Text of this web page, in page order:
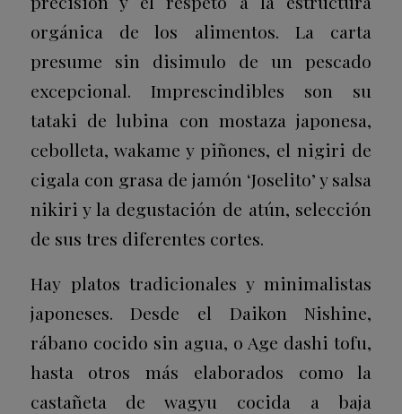
orgánica de los alimentos. La carta
presume sin disimulo de un pescado
excepcional. Imprescindibles son su
tataki de lubina con mostaza japonesa,
cebolleta, wakame y piñones, el nigiri de
cigala con grasa de jamón ‘Joselito’ y salsa
nikiri y la degustación de atún, selección
de sus tres diferentes cortes.
Hay platos tradicionales y minimalistas
japoneses. Desde el Daikon Nishine,
rábano cocido sin agua, o Age dashi tofu,
hasta otros más elaborados como la
castañeta de wagyu cocida a baja